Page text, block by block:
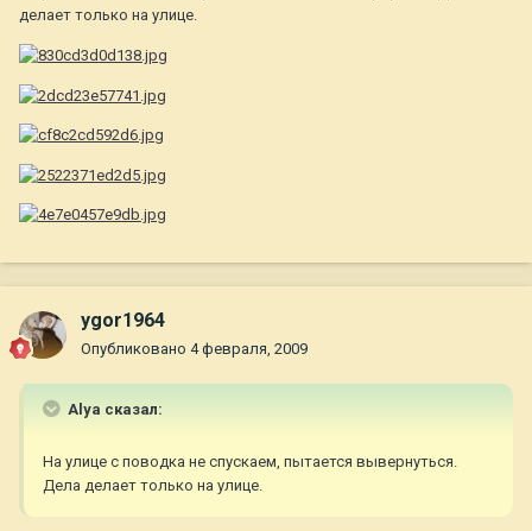
делает только на улице.
ygor1964
Опубликовано 4 февраля, 2009
Alya сказал:
На улице с поводка не спускаем, пытается вывернуться.
Дела делает только на улице.